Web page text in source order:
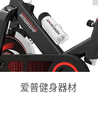
爱普健身器材